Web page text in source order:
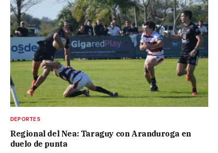
DEPORTES
Regional del Nea: Taraguy con Aranduroga en
duelo de punta